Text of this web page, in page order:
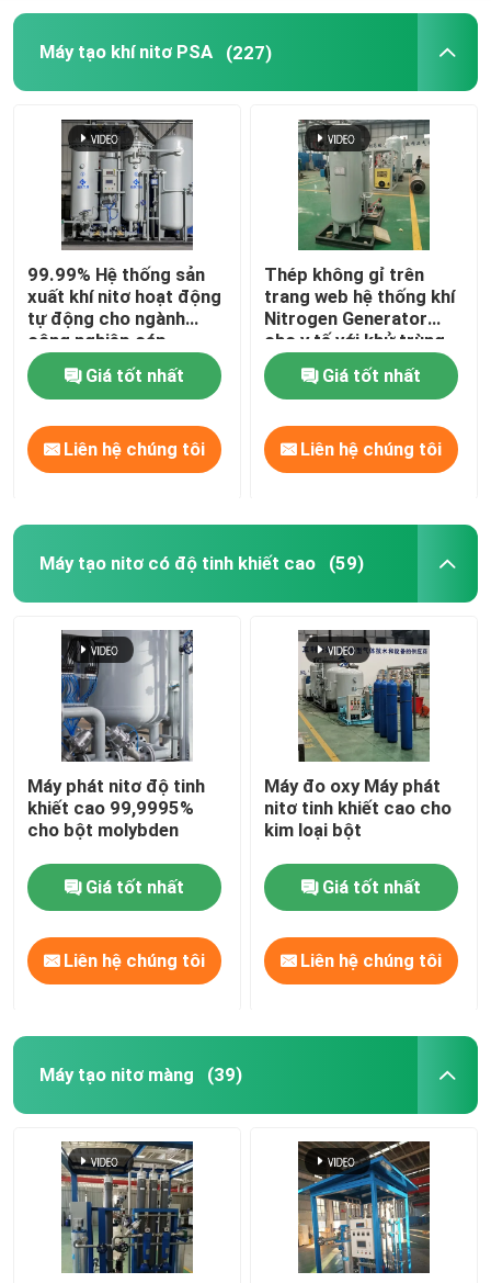
máy phát điện nitơ mô-đun
Máy tạo oxy mô-đun
Máy tạo khí nitơ PSA (227)
99.99% Hệ thống sản
xuất khí nitơ hoạt động
tự động cho ngành
công nghiệp cáp
Giá tốt nhất
Liên hệ chúng tôi
Thép không gỉ trên
trang web hệ thống khí
Nitrogen Generator
cho y tế với khử trùng
Giá tốt nhất
Liên hệ chúng tôi
Máy tạo nitơ có độ tinh khiết cao (59)
Máy phát nitơ độ tinh
khiết cao 99,9995%
cho bột molybden
Giá tốt nhất
Liên hệ chúng tôi
Máy đo oxy Máy phát
nitơ tinh khiết cao cho
kim loại bột
Giá tốt nhất
Liên hệ chúng tôi
Máy tạo nitơ màng (39)